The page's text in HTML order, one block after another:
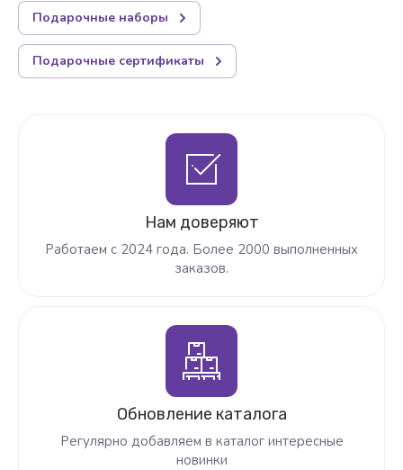
Подарочные наборы
Подарочные сертификаты
Нам доверяют
Работаем с 2024 года. Более 2000 выполненных
заказов.
Обновление каталога
Регулярно добавляем в каталог интересные
новинки